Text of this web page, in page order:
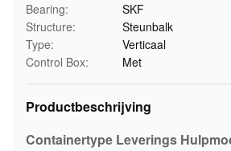
Bearing:
SKF
Structure:
Steunbalk
Type:
Verticaal
Control Box:
Met
Productbeschrijving
Containertype Leverings